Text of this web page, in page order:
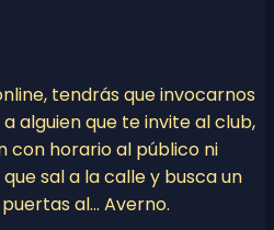
tendrás que invocarnos
alguien que te invite al club,
con horario al público ni
sal a la calle y busca un
al… Averno.